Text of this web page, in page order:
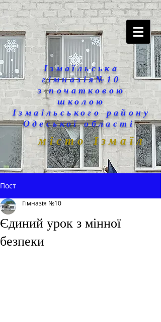
Ізмаїльська
гімназія№10
з початковою
школою
Ізмаїльського району
Одеської області
місто Ізмаїл
Пост
Єдиний урок з мінної
безпеки
Гімназія №10